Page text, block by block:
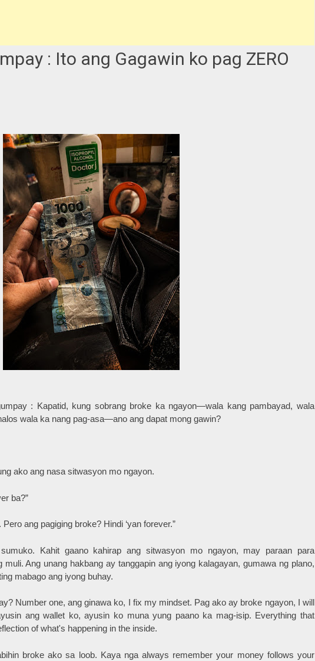
: Ito ang Gagawin ko pag ZERO
: Kapatid, kung sobrang broke ka ngayon—wala kang pambayad, wala
wala ka nang pag-asa—ano ang dapat mong gawin?
ako ang nasa sitwasyon mo ngayon.
ba?”
ang pagiging broke? Hindi ‘yan forever.”
Kahit gaano kahirap ang sitwasyon mo ngayon, may paraan para
Ang unang hakbang ay tanggapin ang iyong kalagayan, gumawa ng plano,
mabago ang iyong buhay.
Number one, ang ginawa ko, I fix my mindset. Pag ako ay broke ngayon, I will
ang wallet ko, ayusin ko muna yung paano ka mag-isip. Everything that
of what's happening in the inside.
broke ako sa loob. Kaya nga always remember your money follows your